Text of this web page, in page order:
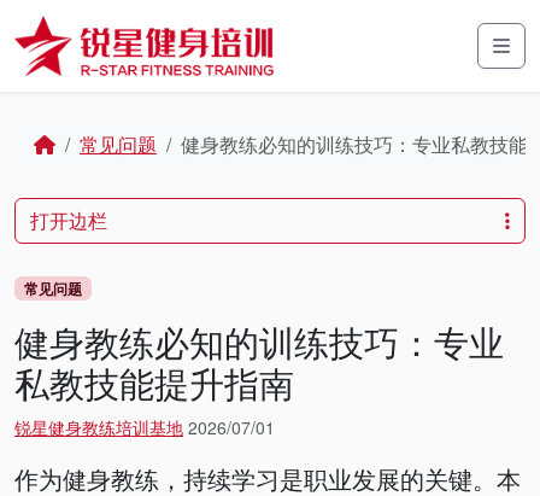
Skip to content
Skip to footer
Home常见问题 健身教练必知的训练技巧：专业私教技能
常见问题
健身教练必知的训练技巧：专业
私教技能提升指南
锐星健身教练培训基地 2026/07/01
作为健身教练，持续学习是职业发展的关键。本
打开边栏